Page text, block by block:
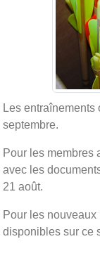
Les
septembre.
Pour les membres
avec les
21 août.
Pour les
disponibles sur ce